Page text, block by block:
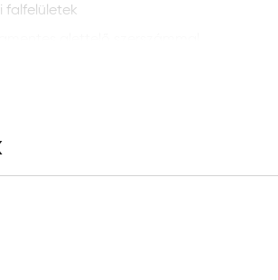
falfelületek
25°C fok között
helyen, raklapon fóliázva tárolható;